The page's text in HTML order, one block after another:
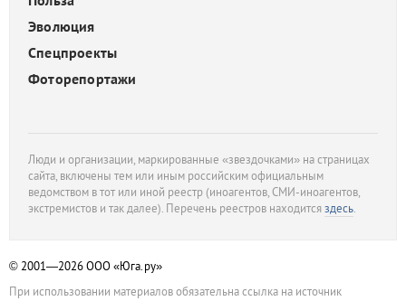
Эволюция
Спецпроекты
Фоторепортажи
Люди и организации, маркированные «звездочками» на страницах
сайта, включены тем или иным российским официальным
ведомством в тот или иной реестр (иноагентов, СМИ-иноагентов,
экстремистов и так далее). Перечень реестров находитсяздесь.
© 2001—2026ООО «Юга.ру»
При использовании материалов обязательна ссылка на источник